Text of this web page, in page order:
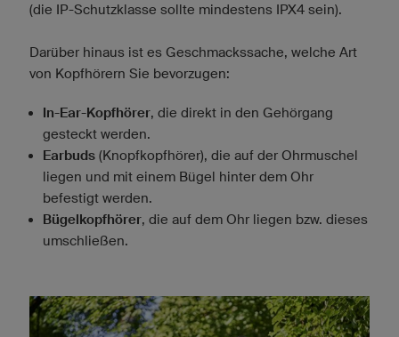
(die IP-Schutzklasse sollte mindestens IPX4 sein).
Darüber hinaus ist es Geschmackssache, welche Art
von Kopfhörern Sie bevorzugen:
In-Ear-Kopfhörer, die direkt in den Gehörgang
gesteckt werden.
Earbuds (Knopfkopfhörer), die auf der Ohrmuschel
liegen und mit einem Bügel hinter dem Ohr
befestigt werden.
Bügelkopfhörer, die auf dem Ohr liegen bzw. dieses
umschließen.